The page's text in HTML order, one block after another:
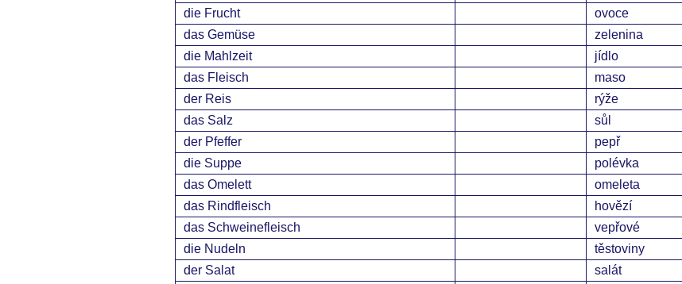
die Frucht
ovoce
das Gemüse
zelenina
die Mahlzeit
jídlo
das Fleisch
maso
der Reis
rýže
das Salz
sůl
der Pfeffer
pepř
die Suppe
polévka
das Omelett
omeleta
das Rindfleisch
hovězí
das Schweinefleisch
vepřové
die Nudeln
těstoviny
der Salat
salát